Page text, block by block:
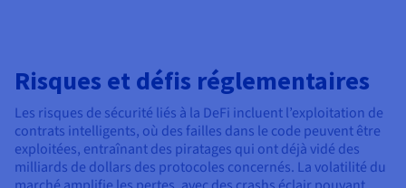
Risques et défis réglementaires
Les risques de sécurité liés à la DeFi incluent l’exploitation de
contrats intelligents, où des failles dans le code peuvent être
exploitées, entraînant des piratages qui ont déjà vidé des
milliards de dollars des protocoles concernés. La volatilité du